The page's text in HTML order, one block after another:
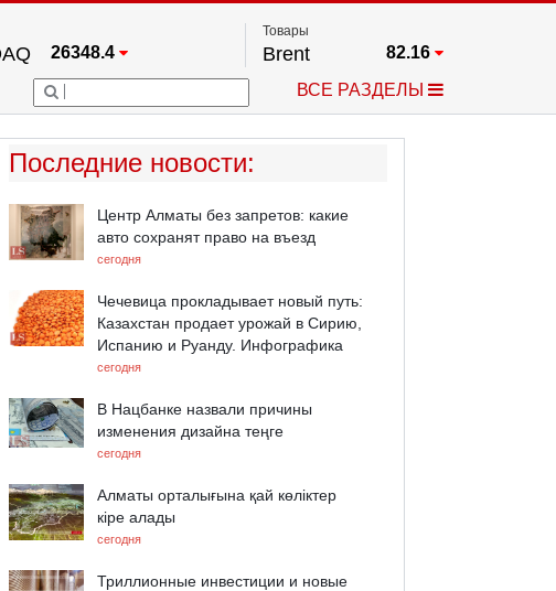
26348.4
100 67.17
53885.1
24484.1
Товары
Brent 82.16
Платина
2.642
ВСЕ РАЗДЕЛЫ
Последние новости:
Центр Алматы без запретов: какие
авто сохранят право на въезд
сегодня
Чечевица прокладывает новый путь:
Казахстан продает урожай в Сирию,
Испанию и Руанду. Инфографика
сегодня
В Нацбанке назвали причины
изменения дизайна теңге
сегодня
Алматы орталығына қай көліктер
кіре алады
сегодня
Триллионные инвестиции и новые